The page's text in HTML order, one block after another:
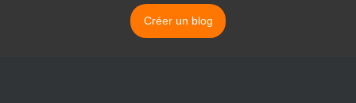
Créer un blog